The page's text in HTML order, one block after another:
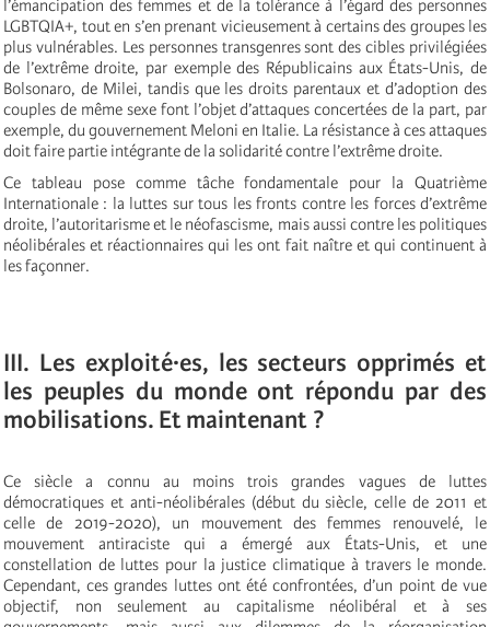
l’émancipation des femmes et de la tolérance à l’égard des personnes
LGBTQIA+, tout en s’en prenant vicieusement à certains des groupes les
plus vulnérables. Les personnes transgenres sont des cibles privilégiées
de l’extrême droite, par exemple des Républicains aux États-Unis, de
Bolsonaro, de Milei, tandis que les droits parentaux et d’adoption des
couples de même sexe font l’objet d’attaques concertées de la part, par
exemple, du gouvernement Meloni en Italie. La résistance à ces attaques
doit faire partie intégrante de la solidarité contre l’extrême droite.
Ce tableau pose comme tâche fondamentale pour la Quatrième
Internationale : la luttes sur tous les fronts contre les forces d’extrême
droite, l’autoritarisme et le néofascisme, mais aussi contre les politiques
néolibérales et réactionnaires qui les ont fait naître et qui continuent à
les façonner.
III. Les exploité·es, les secteurs opprimés et
les peuples du monde ont répondu par des
mobilisations. Et maintenant ?
Ce siècle a connu au moins trois grandes vagues de luttes
démocratiques et anti-néolibérales (début du siècle, celle de 2011 et
celle de 2019-2020), un mouvement des femmes renouvelé, le
mouvement antiraciste qui a émergé aux États-Unis, et une
constellation de luttes pour la justice climatique à travers le monde.
Cependant, ces grandes luttes ont été confrontées, d’un point de vue
objectif, non seulement au capitalisme néolibéral et à ses